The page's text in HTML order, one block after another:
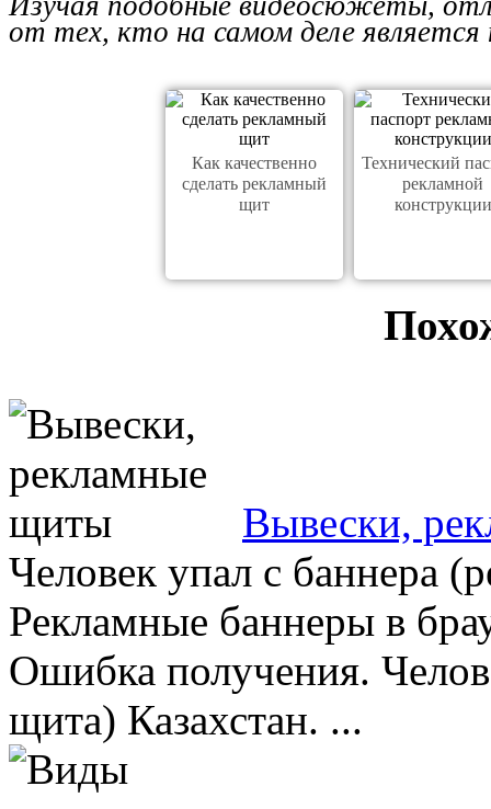
от тех, кто на самом деле
Как качественно
сделать рекламный
щит
Технический
рекламной
конструкции
Вывески,
Человек упал с баннера
Рекламные баннеры в
Ошибка получения.
щита) Казахстан. ...